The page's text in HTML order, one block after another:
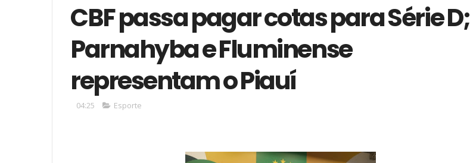
CBF passa pagar cotas para Série D;
Parnahyba e Fluminense
representam o Piauí
04:25 Esporte